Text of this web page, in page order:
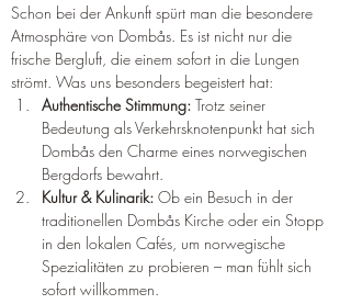
Schon bei der Ankunft spürt man die besondere
Atmosphäre von Dombås. Es ist nicht nur die
frische Bergluft, die einem sofort in die Lungen
strömt. Was uns besonders begeistert hat:
Authentische Stimmung: Trotz seiner
Bedeutung als Verkehrsknotenpunkt hat sich
Dombås den Charme eines norwegischen
Bergdorfs bewahrt.
Kultur & Kulinarik: Ob ein Besuch in der
traditionellen Dombås Kirche oder ein Stopp
in den lokalen Cafés, um norwegische
Spezialitäten zu probieren – man fühlt sich
sofort willkommen.